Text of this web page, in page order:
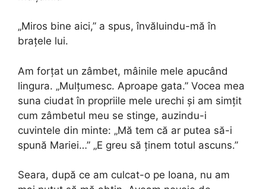
„Miros bine aici,” a spus, învăluindu-mă în
brațele lui.
Am forțat un zâmbet, mâinile mele apucând
lingura. „Mulțumesc. Aproape gata.” Vocea mea
suna ciudat în propriile mele urechi și am simțit
cum zâmbetul meu se stinge, auzindu-i
cuvintele din minte: „Mă tem că ar putea să-i
spună Mariei…” „E greu să ținem totul ascuns.”
Seara, după ce am culcat-o pe Ioana, nu am